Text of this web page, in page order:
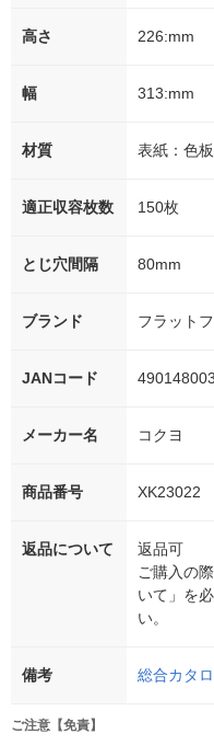
高さ 226:mm
幅 313:mm
材質 表紙：色
適正収容枚数 150枚
とじ穴間隔 80mm
ブランド フラット
JANコード
メーカー名 コクヨ
商品番号 XK23022
返品について
返品可
ご購入の
いて」を
い。
備考 総合カタ
ご注意【免責】